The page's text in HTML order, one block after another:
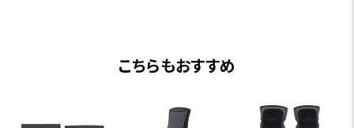
こちらもおすすめ